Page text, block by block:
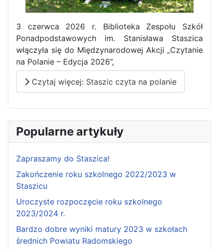
3 czerwca 2026 r. Biblioteka Zespołu Szkół
Ponadpodstawowych im. Stanisława Staszica
włączyła się do Międzynarodowej Akcji „Czytanie
na Polanie – Edycja 2026”,
Czytaj więcej: Staszic czyta na polanie
Popularne artykuły
Zapraszamy do Staszica!
Zakończenie roku szkolnego 2022/2023 w
Staszicu
Uroczyste rozpoczęcie roku szkolnego
2023/2024 r.
Bardzo dobre wyniki matury 2023 w szkołach
średnich Powiatu Radomskiego